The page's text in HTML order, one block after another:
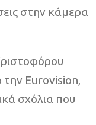
στην κάμερα
την Eurovision,
σχόλια που